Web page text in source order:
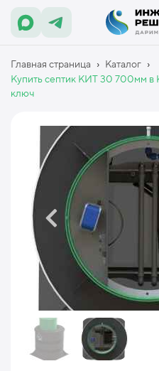
Главная страница › Каталог ›
Купить септик КИТ 30 700мм в
ключ